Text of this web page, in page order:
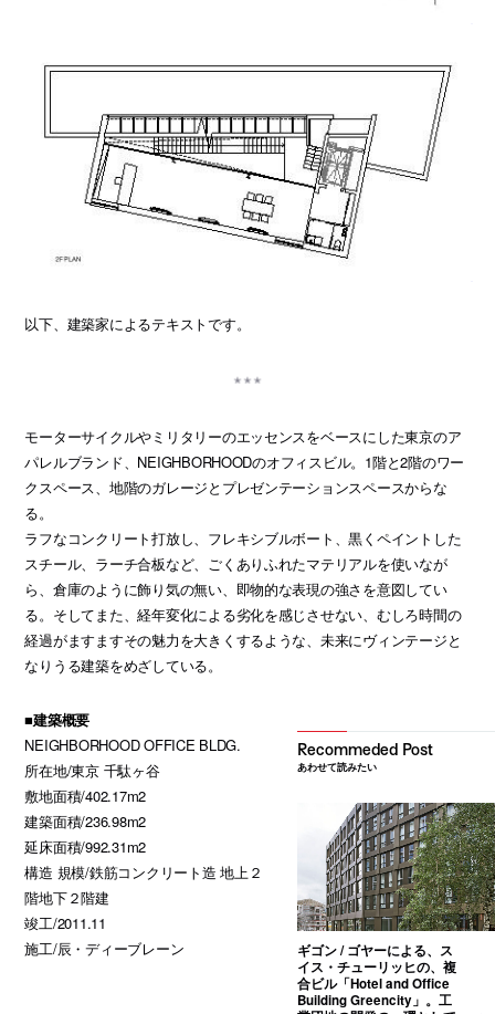
以下、建築家によるテキストです。
モーターサイクルやミリタリーのエッセンスをベースにした東京のア
パレルブランド、NEIGHBORHOODのオフィスビル。1階と2階のワー
クスペース、地階のガレージとプレゼンテーションスペースからな
る。
ラフなコンクリート打放し、フレキシブルボート、黒くペイントした
スチール、ラーチ合板など、ごくありふれたマテリアルを使いなが
ら、倉庫のように飾り気の無い、即物的な表現の強さを意図してい
る。そしてまた、経年変化による劣化を感じさせない、むしろ時間の
経過がますますその魅力を大きくするような、未来にヴィンテージと
なりうる建築をめざしている。
■建築概要
NEIGHBORHOOD OFFICE BLDG.
所在地/東京 千駄ヶ谷
敷地面積/402.17m2
建築面積/236.98m2
延床面積/992.31m2
構造 規模/鉄筋コンクリート造 地上２
階地下２階建
竣工/2011.11
施工/辰・ディーブレーン
あわせて読みたい
ギゴン / ゴヤーによる、ス
イス・チューリッヒの、複
合ビル「Hotel and Office
Building Greencity」。工